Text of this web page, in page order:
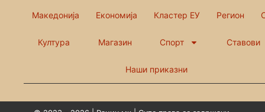
Македонија Економија Кластер ЕУ Регион
Култура Магазин Спорт Ставови
Наши приказни